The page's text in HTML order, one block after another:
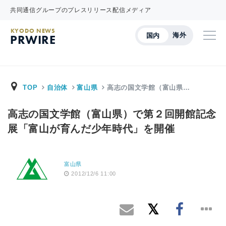
共同通信グループのプレスリリース配信メディア
国内 海外
KYODO NEWS
PRWIRE
TOP 自治体 富山県 高志の国文学館（富山県…
高志の国文学館（富山県）で第２回開館記念
展「富山が育んだ少年時代」を開催
富山県
2012/12/6 11:00